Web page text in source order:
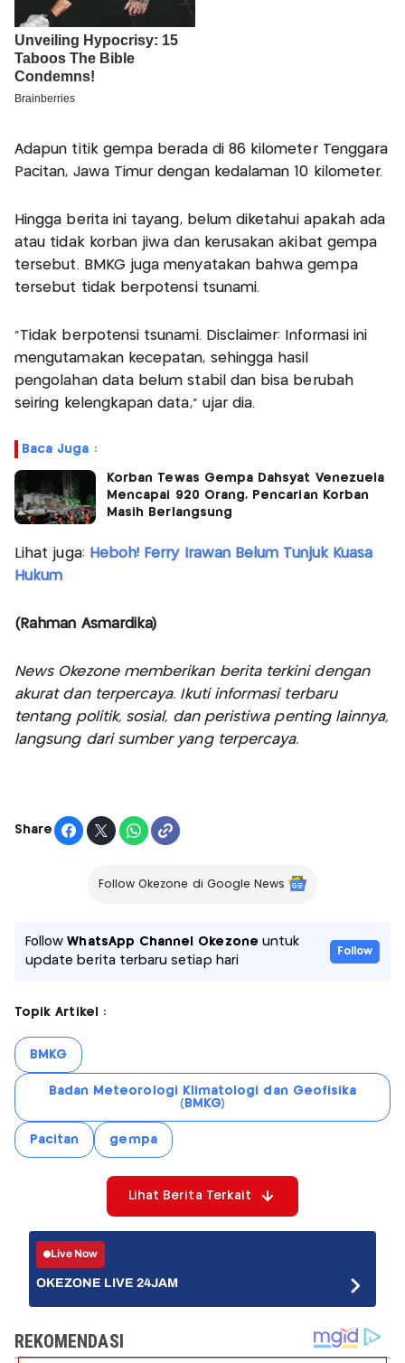
Adapun titik gempa berada di 86 kilometer Tenggara
Pacitan, Jawa Timur dengan kedalaman 10 kilometer.
Hingga berita ini tayang, belum diketahui apakah ada
atau tidak korban jiwa dan kerusakan akibat gempa
tersebut. BMKG juga menyatakan bahwa gempa
tersebut tidak berpotensi tsunami.
“Tidak berpotensi tsunami. Disclaimer: Informasi ini
mengutamakan kecepatan, sehingga hasil
pengolahan data belum stabil dan bisa berubah
seiring kelengkapan data,” ujar dia.
Baca Juga :
Korban Tewas Gempa Dahsyat Venezuela
Mencapai 920 Orang, Pencarian Korban
Masih Berlangsung
Lihat juga: Heboh! Ferry Irawan Belum Tunjuk Kuasa
Hukum
(Rahman Asmardika)
News Okezone memberikan berita terkini dengan
akurat dan terpercaya. Ikuti informasi terbaru
tentang politik, sosial, dan peristiwa penting lainnya,
langsung dari sumber yang terpercaya.
Share
Follow Okezone di Google News
FollowWhatsApp Channel Okezone untuk
update berita terbaru setiap hari
Follow
Topik Artikel :
BMKG
Badan Meteorologi Klimatologi dan Geofisika
(BMKG)
Pacitan gempa
Lihat Berita Terkait
Live Now
OKEZONE LIVE 24JAM